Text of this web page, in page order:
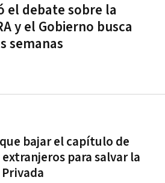
el debate sobre la
y el Gobierno busca
semanas
bajar el capítulo de
para salvar la